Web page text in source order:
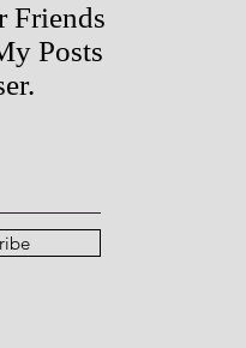
Friends
Posts